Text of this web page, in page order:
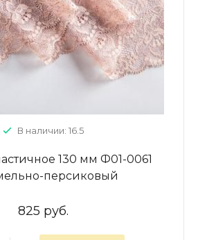
В наличии: 16.5
130 мм Ф01-0061
персиковый
825 руб.